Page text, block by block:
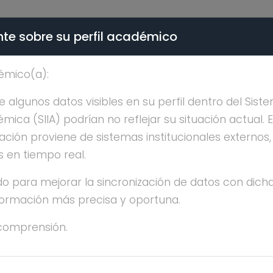
- PÚBLICO
IMELDA LOPEZ
sobre su perfil académico
algunos datos visibles en su perfil dentro del
(SIIA) podrían no reflejar su situación actual.
proviene de sistemas institucionales
en tiempo real.
para mejorar la sincronización de datos con
más precisa y oportuna.